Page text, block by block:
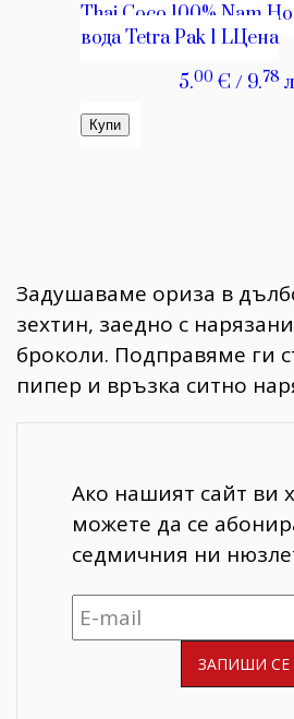
Задушаваме ориза в
зехтин, заедно с
броколи. Подправяме ги
пипер и връзка ситно
Ако нашият сайт ви
можете да се
седмичния ни